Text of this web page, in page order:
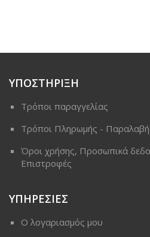
ΥΠΟΣΤΗΡΙΞΗ
Τρόποι παραγγελίας
Τρόποι Πληρωμής -
Όροι χρήσης, Προσωπικά
Επιστροφές
ΥΠΗΡΕΣΙΕΣ
Ο λογαριασμός μου